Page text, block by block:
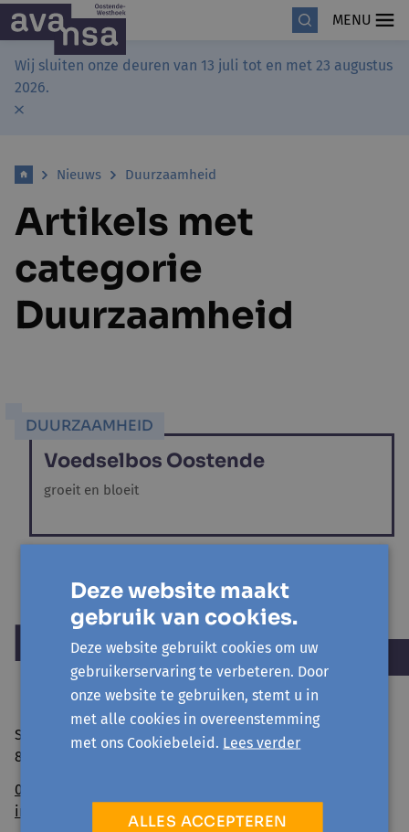
MENU
Wij sluiten onze deuren van 13 juli tot en met 23 augustus
2026.
Nieuws Duurzaamheid
Artikels met
categorie
Duurzaamheid
DUURZAAMHEID
Voedselbos Oostende
groeit en bloeit
Sint Niklaasstraat 8
8400 Oostende
059/50 39 52
info@avansa-ow.be
Deze website maakt
gebruik van cookies.
Deze website gebruikt cookies om uw
gebruikerservaring te verbeteren. Door
onze website te gebruiken, stemt u in
met alle cookies in overeenstemming
met ons Cookiebeleid. Lees verder
ALLES ACCEPTEREN